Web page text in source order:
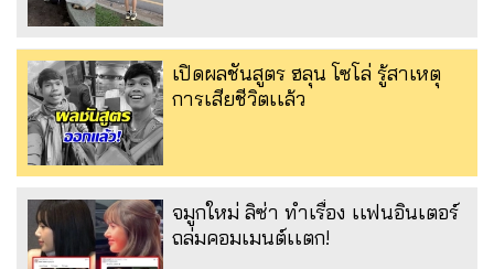
เปิดผลชันสูตร ฮลุน โซโล่ รู้สาเหตุ
การเสียชีวิตเเล้ว
จมูกใหม่ ลิซ่า ทำเรื่อง เเฟนอินเตอร์
ถล่มคอมเมนต์เเตก!